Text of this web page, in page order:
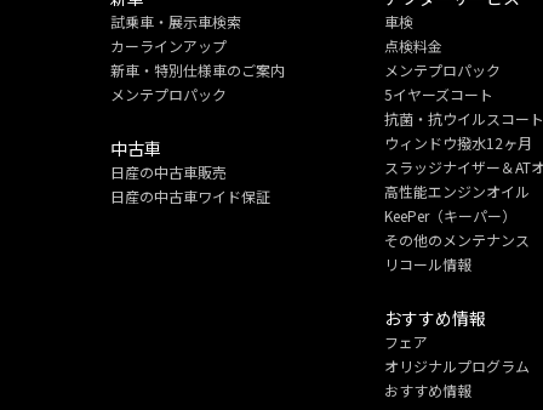
試乗車・展示車検索
カーラインアップ
新車・特別仕様車のご案内
メンテプロパック
中古車
日産の中古車販売
日産の中古車ワイド保証
車検
点検料金
メンテプロパック
5イヤーズコート
抗菌・抗ウイルスコー
ウィンドウ撥水12ヶ月
スラッジナイザー＆AT
高性能エンジンオイル
KeePer（キーパー）
その他のメンテナンス
リコール情報
おすすめ情報
フェア
オリジナルプログラム
おすすめ情報